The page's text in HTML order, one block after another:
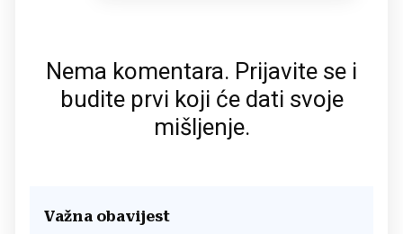
Nema komentara. Prijavite se i
budite prvi koji će dati svoje
mišljenje.
Važna obavijest